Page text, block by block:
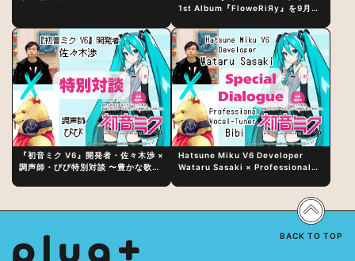
1st Album『FloweRiЯy』を9月23
『初音ミク V6』開発者・佐々木渉 ×
調声師・びび特別対談 〜豊かな歌声
Hatsune Miku V6 Developer
Wataru Sasaki × Professional
Vocal Expression Lies in “Love
for the singing characters” and
BACK TO TOP